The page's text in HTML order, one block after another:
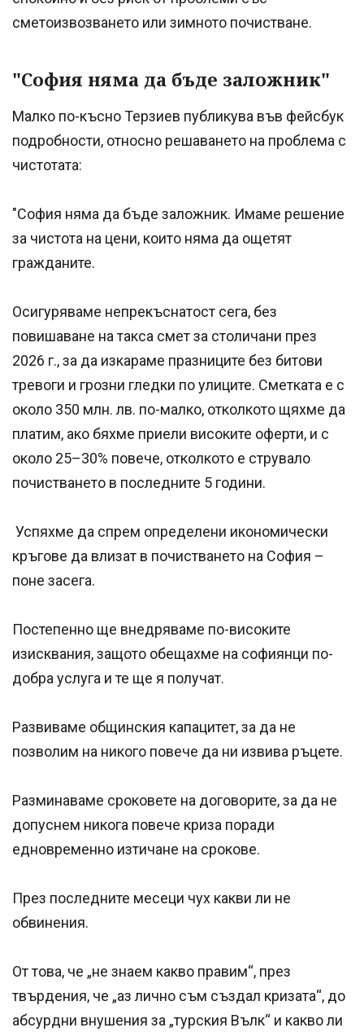
сметоизвозването или зимното почистване.
"София няма да бъде заложник"
Малко по-късно Терзиев публикува във фейсбук
подробности, относно решаването на проблема с
чистотата:
"София няма да бъде заложник. Имаме решение
за чистота на цени, които няма да ощетят
гражданите.
Осигуряваме непрекъснатост сега, без
повишаване на такса смет за столичани през
2026 г., за да изкараме празниците без битови
тревоги и грозни гледки по улиците. Сметката е с
около 350 млн. лв. по-малко, отколкото щяхме да
платим, ако бяхме приели високите оферти, и с
около 25–30% повече, отколкото е струвало
почистването в последните 5 години.
Успяхме да спрем определени икономически
кръгове да влизат в почистването на София –
поне засега.
Постепенно ще внедряваме по-високите
изисквания, защото обещахме на софиянци по-
добра услуга и те ще я получат.
Развиваме общинския капацитет, за да не
позволим на никого повече да ни извива ръцете.
Разминаваме сроковете на договорите, за да не
допуснем никога повече криза поради
едновременно изтичане на срокове.
През последните месеци чух какви ли не
обвинения.
От това, че „не знаем какво правим“, през
твърдения, че „аз лично съм създал кризата“, до
абсурдни внушения за „турския Вълк“ и какво ли